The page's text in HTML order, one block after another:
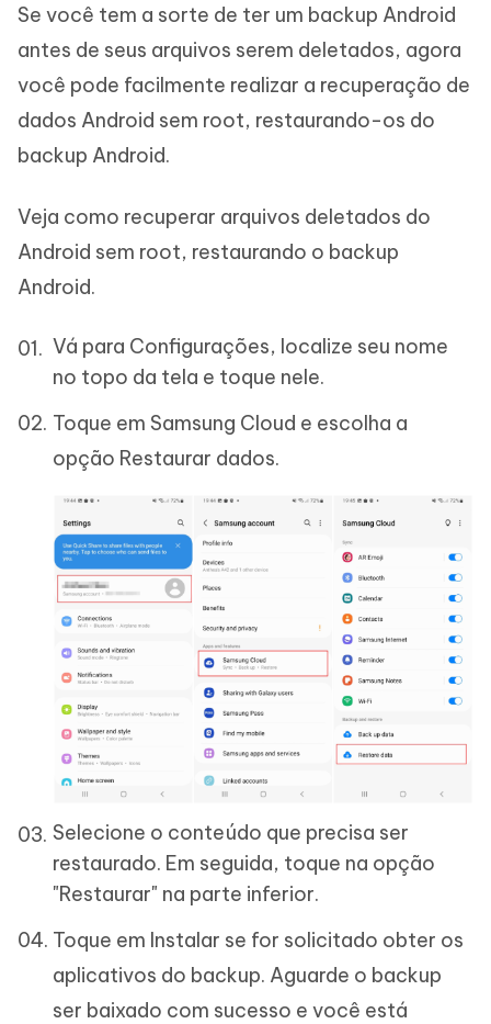
Se você tem a sorte de ter um backup Android
antes de seus arquivos serem deletados, agora
você pode facilmente realizar a recuperação de
dados Android sem root, restaurando-os do
backup Android.
Veja como recuperar arquivos deletados do
Android sem root, restaurando o backup
Android.
Vá para Configurações, localize seu nome
no topo da tela e toque nele.
Toque em Samsung Cloud e escolha a
opção Restaurar dados.
Selecione o conteúdo que precisa ser
restaurado. Em seguida, toque na opção
"Restaurar" na parte inferior.
Toque em Instalar se for solicitado obter os
aplicativos do backup. Aguarde o backup
ser baixado com sucesso e você está